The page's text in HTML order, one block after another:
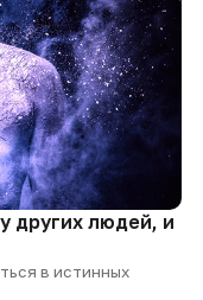
других людей, и
в истинных